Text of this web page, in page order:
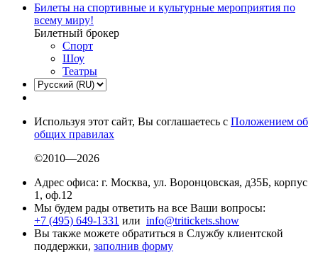
Билеты на спортивные и культурные мероприятия по
всему миру!
Билетный брокер
Спорт
Шоу
Театры
Используя этот сайт, Вы соглашаетесь с Положением об
общих правилах
©2010—2026
Адрес офиса: г. Москва, ул. Воронцовская, д35Б, корпус
1, оф.12
Мы будем рады ответить на все Ваши вопросы:
+7 (495) 649-1331 или info@tritickets.show
Вы также можете обратиться в Службу клиентской
поддержки, заполнив форму